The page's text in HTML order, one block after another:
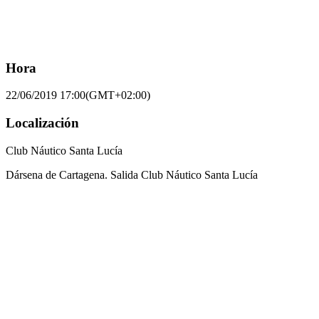
Hora
22/06/2019 17:00(GMT+02:00)
Localización
Club Náutico Santa Lucía
Dársena de Cartagena. Salida Club Náutico Santa Lucía